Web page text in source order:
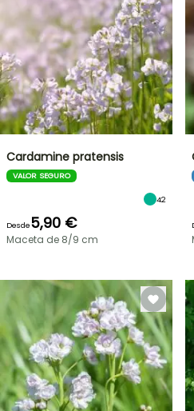
Cardamine pratensis
VALOR SEGURO
42
Desde5,90 €
Maceta de 8/9 cm